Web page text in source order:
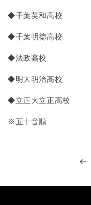
◆千葉英和高校
◆千葉明徳高校
◆法政高校
◆明大明治高校
◆立正大立正高校
※五十音順